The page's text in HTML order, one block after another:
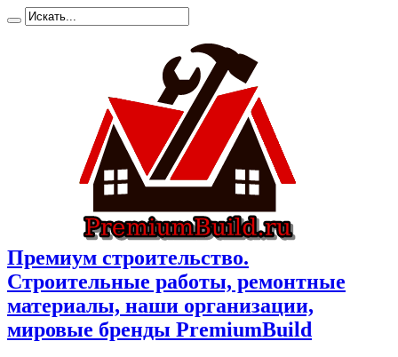
Премиум cтроительство.
Cтроительные работы, ремонтные
материалы, наши организации,
мировые бренды PremiumBuild